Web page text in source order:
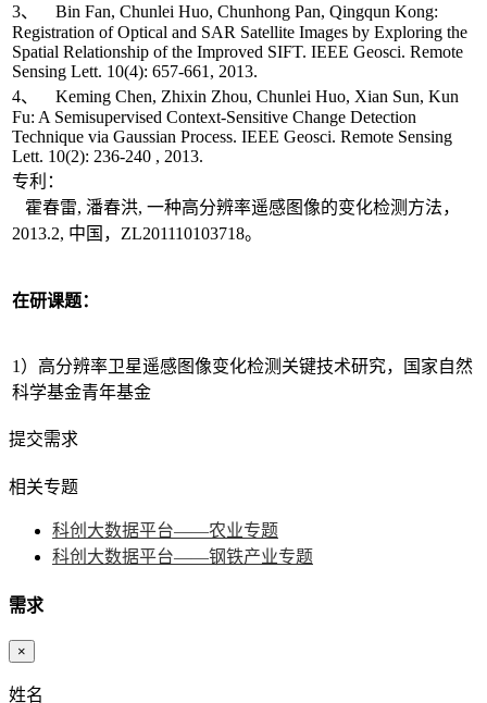
3、 Bin Fan, Chunlei Huo, Chunhong Pan, Qingqun Kong:
Registration of Optical and SAR Satellite Images by Exploring the
Spatial Relationship of the Improved SIFT. IEEE Geosci. Remote
Sensing Lett. 10(4): 657-661, 2013.
4、 Keming Chen, Zhixin Zhou, Chunlei Huo, Xian Sun, Kun
Fu: A Semisupervised Context-Sensitive Change Detection
Technique via Gaussian Process. IEEE Geosci. Remote Sensing
Lett. 10(2): 236-240 , 2013.
专利：
霍春雷, 潘春洪, 一种高分辨率遥感图像的变化检测方法，
2013.2, 中国，ZL201110103718。
在研课题：
1）高分辨率卫星遥感图像变化检测关键技术研究，国家自然
科学基金青年基金
提交需求
相关专题
科创大数据平台——农业专题
科创大数据平台——钢铁产业专题
需求
×
姓名